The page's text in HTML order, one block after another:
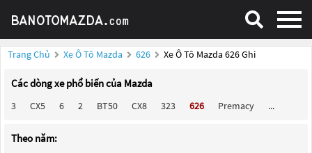
Trang Chủ Xe Ô Tô Mazda 626 Xe Ô Tô Mazda 626 Ghi
Các dòng xe phổ biến của Mazda
3 CX5 6 2 BT50 CX8 323 626 Premacy ...
Theo năm: